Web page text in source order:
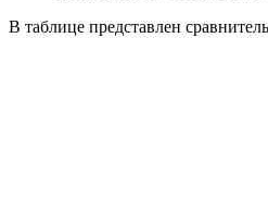
В таблице представлен